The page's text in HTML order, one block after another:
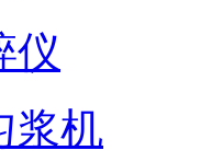
仪
浆机